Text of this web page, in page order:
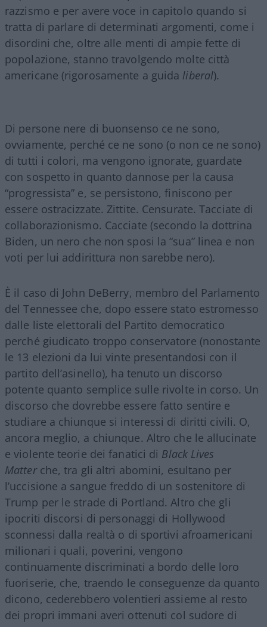
razzismo e per avere voce in capitolo quando si
tratta di parlare di determinati argomenti, come i
disordini che, oltre alle menti di ampie fette di
popolazione, stanno travolgendo molte città
americane (rigorosamente a guida liberal).
Di persone nere di buonsenso ce ne sono,
ovviamente, perché ce ne sono (o non ce ne sono)
di tutti i colori, ma vengono ignorate, guardate
con sospetto in quanto dannose per la causa
“progressista” e, se persistono, finiscono per
essere ostracizzate. Zittite. Censurate. Tacciate di
collaborazionismo. Cacciate (secondo la dottrina
Biden, un nero che non sposi la “sua” linea e non
voti per lui addirittura non sarebbe nero).
È il caso di John DeBerry, membro del Parlamento
del Tennessee che, dopo essere stato estromesso
dalle liste elettorali del Partito democratico
perché giudicato troppo conservatore (nonostante
le 13 elezioni da lui vinte presentandosi con il
partito dell’asinello), ha tenuto un discorso
potente quanto semplice sulle rivolte in corso. Un
discorso che dovrebbe essere fatto sentire e
studiare a chiunque si interessi di diritti civili. O,
ancora meglio, a chiunque. Altro che le allucinate
e violente teorie dei fanatici di Black Lives
Matterche, tra gli altri abomini, esultano per
l’uccisione a sangue freddo di un sostenitore di
Trump per le strade di Portland. Altro che gli
ipocriti discorsi di personaggi di Hollywood
sconnessi dalla realtà o di sportivi afroamericani
milionari i quali, poverini, vengono
continuamente discriminati a bordo delle loro
fuoriserie, che, traendo le conseguenze da quanto
dicono, cederebbero volentieri assieme al resto
dei propri immani averi ottenuti col sudore di